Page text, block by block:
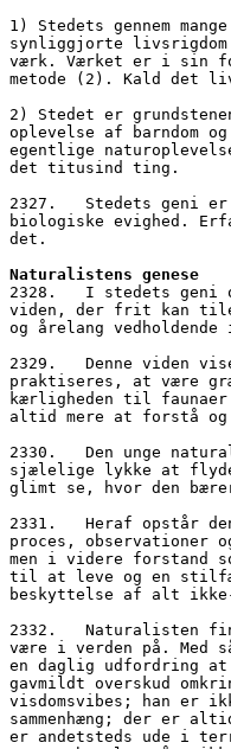
1) Stedets gennem
synliggjorte
værk. Værket er i sin
metode (2). Kald det
2) Stedet er
oplevelse af barndom
egentlige
det titusind ting.
2327.   Stedets geni er
biologiske evighed.
det.
Naturalistens genese
2328.   I stedets geni
viden, der frit kan
og årelang
2329.   Denne viden
praktiseres, at være
kærligheden til faunaer
altid mere at forstå
2330.   Den unge
sjælelige lykke at
glimt se, hvor den
2331.   Heraf opstår
proces, observationer
men i videre forstand
til at leve og en
beskyttelse af alt
2332.   Naturalisten
være i verden på. Med
en daglig udfordring
gavmildt overskud
visdomsvibes; han er
sammenhæng; der er
er andetsteds ude i